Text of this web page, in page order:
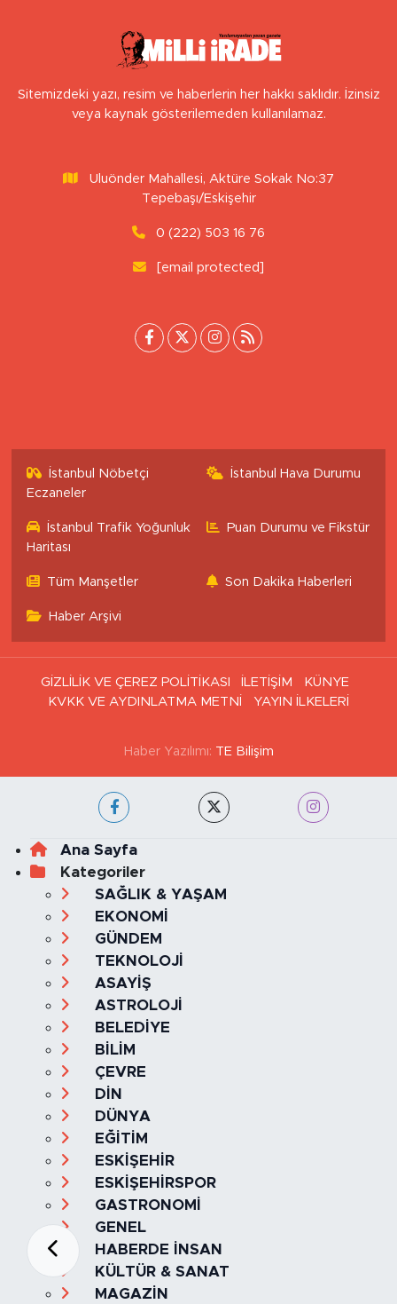
Sitemizdeki yazı, resim ve haberlerin her hakkı saklıdır. İzinsiz
veya kaynak gösterilemeden kullanılamaz.
Uluönder Mahallesi, Aktüre Sokak No:37
Tepebaşı/Eskişehir
0 (222) 503 16 76
[email protected]
İstanbul Nöbetçi
Eczaneler
İstanbul Hava Durumu
İstanbul Trafik Yoğunluk
Haritası
Puan Durumu ve Fikstür
Tüm Manşetler Son Dakika Haberleri
Haber Arşivi
GİZLİLİK VE ÇEREZ POLİTİKASI İLETİŞİM
KÜNYE
KVKK VE AYDINLATMA METNİ
YAYIN İLKELERİ
Haber Yazılımı: TE Bilişim
Ana Sayfa
Kategoriler
SAĞLIK & YAŞAM
EKONOMİ
GÜNDEM
TEKNOLOJİ
ASAYİŞ
ASTROLOJİ
BELEDİYE
BİLİM
ÇEVRE
DİN
DÜNYA
EĞİTİM
ESKİŞEHİR
ESKİŞEHİRSPOR
GASTRONOMİ
GENEL
HABERDE İNSAN
KÜLTÜR & SANAT
MAGAZİN